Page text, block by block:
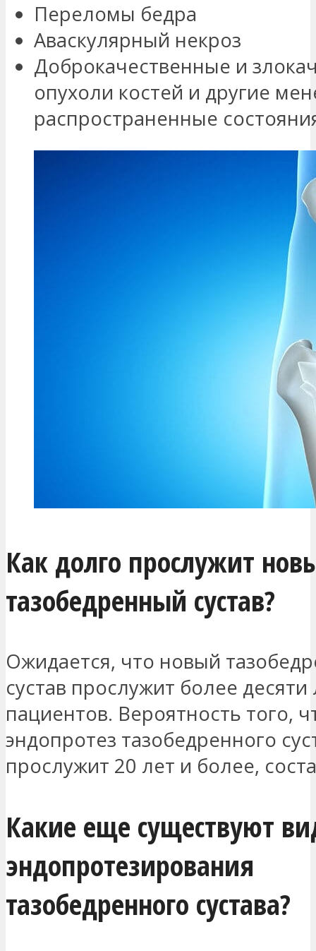
Переломы бедра
Аваскулярный некроз
Доброкачественные и
опухоли костей и другие
распространенные
Как долго прослужит
тазобедренный сустав?
Ожидается, что новый
сустав прослужит более десяти
пациентов. Вероятность того,
эндопротез тазобедренного
прослужит 20 лет и более,
Какие еще существуют
эндопротезирования
тазобедренного сустава?